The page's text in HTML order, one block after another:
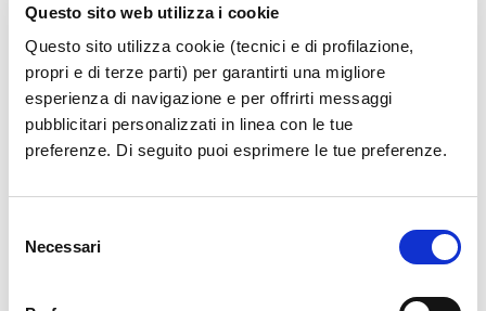
Questo sito web utilizza i cookie
Questo sito utilizza cookie (tecnici e di profilazione,
propri e di terze parti) per garantirti una migliore
esperienza di navigazione e per offrirti messaggi
pubblicitari personalizzati in linea con le tue
preferenze. Di seguito puoi esprimere le tue preferenze.
delNecessari
attesa del tuo volo
Scopri di più